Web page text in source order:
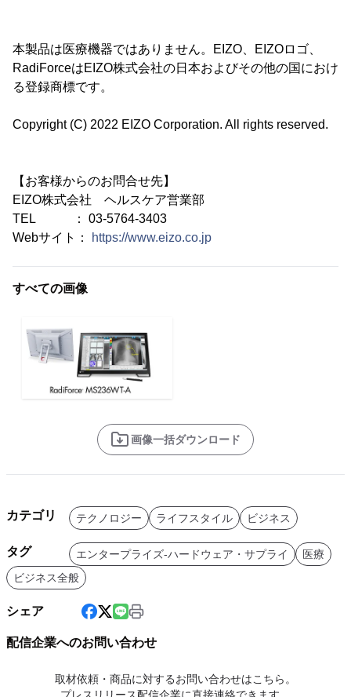
本製品は医療機器ではありません。EIZO、EIZOロゴ、
RadiForceはEIZO株式会社の日本およびその他の国におけ
る登録商標です。
Copyright (C) 2022 EIZO Corporation. All rights reserved.
【お客様からのお問合せ先】
EIZO株式会社 ヘルスケア営業部
TEL ： 03-5764-3403
Webサイト：
https://www.eizo.co.jp
すべての画像
画像一括ダウンロード
カテゴリ テクノロジー ライフスタイル ビジネス
タグ エンタープライズ-ハードウェア・サプライ
医療
ビジネス全般
シェア
配信企業へのお問い合わせ
取材依頼・商品に対するお問い合わせはこちら。
プレスリリース配信企業に直接連絡できます。